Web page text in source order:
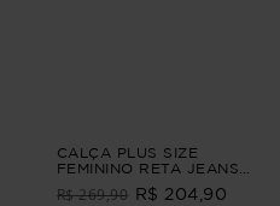
CALÇA PLUS SIZE
FEMININO RETA JEANS
DENGO Azul G
R$ 269,90 R$ 204,90